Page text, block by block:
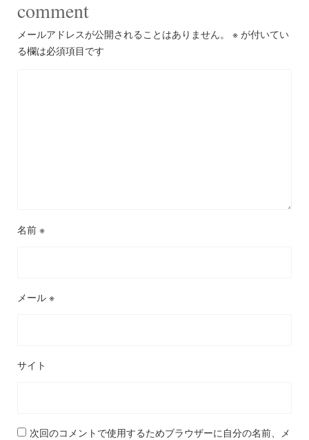
comment
メールアドレスが公開されることはありません。 ※ が付いてい
る欄は必須項目です
名前 ※
メール ※
サイト
次回のコメントで使用するためブラウザーに自分の名前、メ